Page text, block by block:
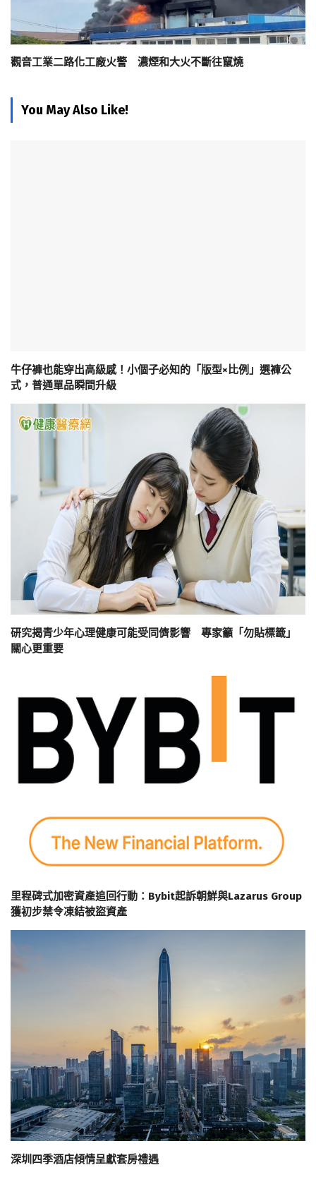
觀音工業二路化工廠火警 濃煙和大火不斷往竄燒
You May Also Like!
牛仔褲也能穿出高級感！小個子必知的「版型×比例」選褲公
式，普通單品瞬間升級
研究揭青少年心理健康可能受同儕影響 專家籲「勿貼標籤」
關心更重要
里程碑式加密資產追回行動：Bybit起訴朝鮮與Lazarus Group
獲初步禁令凍結被盜資產
深圳四季酒店傾情呈獻套房禮遇